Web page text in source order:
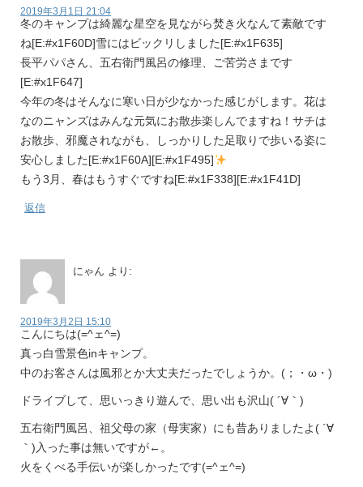
2019年3月1日 21:04
冬のキャンプは綺麗な星空を見ながら焚き火なんて素敵です
ね[E:#x1F60D]雪にはビックリしました[E:#x1F635]
長平パパさん、五右衛門風呂の修理、ご苦労さまです
[E:#x1F647]
今年の冬はそんなに寒い日が少なかった感じがします。花は
なのニャンズはみんな元気にお散歩楽しんでますね！サチは
お散歩、邪魔されながも、しっかりした足取りで歩いる姿に
安心しました[E:#x1F60A][E:#x1F495]
もう3月、春はもうすぐですね[E:#x1F338][E:#x1F41D]
返信
にゃん より:
2019年3月2日 15:10
こんにちは(=^ェ^=)
真っ白雪景色inキャンプ。
中のお客さんは風邪とか大丈夫だったでしょうか。(；・ω・)
ドライブして、思いっきり遊んで、思い出も沢山( ´∀｀)
五右衛門風呂、祖父母の家（母実家）にも昔ありましたよ( ´∀
｀)入った事は無いですが←。
火をくべる手伝いが楽しかったです(=^ェ^=)